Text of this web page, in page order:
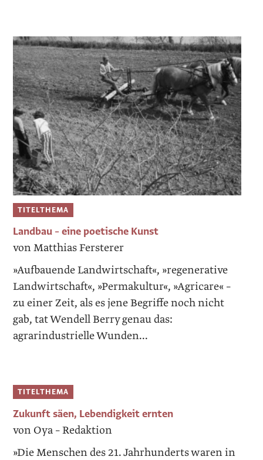
TITELTHEMA
Landbau – eine poetische Kunst
von Matthias Fersterer
»Aufbauende Landwirtschaft«, »regenerative
Landwirtschaft«, »Permakultur«, »Agricare« –
zu einer Zeit, als es jene Begriffe noch nicht
gab, tat Wendell Berry genau das:
agrarindustrielle Wunden...
TITELTHEMA
Zukunft säen, Lebendigkeit ernten
von Oya – Redaktion
»Die Menschen des 21. Jahrhunderts waren in